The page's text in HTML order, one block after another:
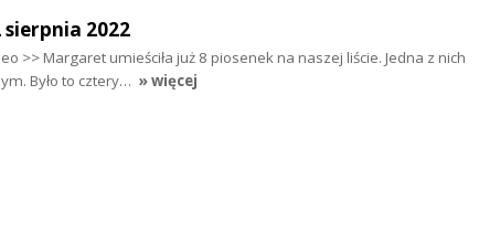
sierpnia 2022
>> Margaret umieściła już 8 piosenek na naszej liście. Jedna z nich
Było to cztery… » więcej